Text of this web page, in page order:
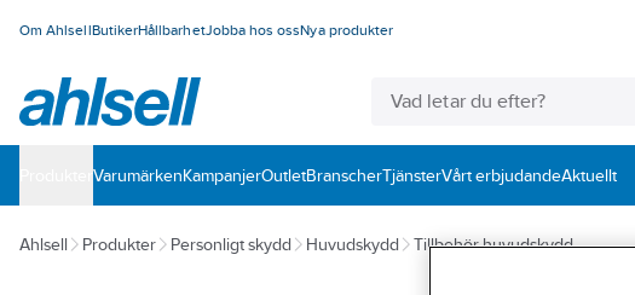
Om AhlsellButikerHållbarhetJobba hos ossNya produkter
VarumärkenKampanjerOutletBranscherTjänsterVårt erbjudandeAktuellt
Ahlsell Produkter Personligt skydd Huvudskydd Tillbehör huvudskydd